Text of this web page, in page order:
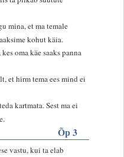
mina, et ma temale
kohut käia.
oma käe saaks panna
et hirm tema ees mind ei
kartmata. Sest ma ei
Õp 3
vastu, kui ta elab